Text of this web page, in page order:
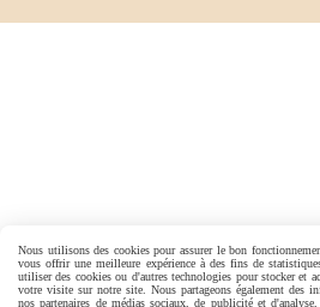
Nous utilisons des cookies pour assurer le bon
vous offrir une meilleure expérience à des fins de
utiliser des cookies ou d'autres technologies pour stocker et
votre visite sur notre site. Nous partageons également des
nos partenaires de médias sociaux, de publicité et